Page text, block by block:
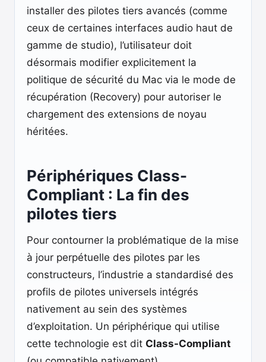
installer des pilotes tiers avancés (comme
ceux de certaines interfaces audio haut de
gamme de studio), l’utilisateur doit
désormais modifier explicitement la
politique de sécurité du Mac via le mode de
récupération (Recovery) pour autoriser le
chargement des extensions de noyau
héritées.
Périphériques Class-
Compliant : La fin des
pilotes tiers
Pour contourner la problématique de la mise
à jour perpétuelle des pilotes par les
constructeurs, l’industrie a standardisé des
profils de pilotes universels intégrés
nativement au sein des systèmes
d’exploitation. Un périphérique qui utilise
cette technologie est dit Class-Compliant